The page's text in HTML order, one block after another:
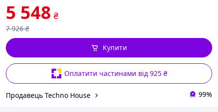
5 548 ₴
7 926 ₴
Оплатити частинами від 925 ₴
Купити
Продавець Techno House 99%